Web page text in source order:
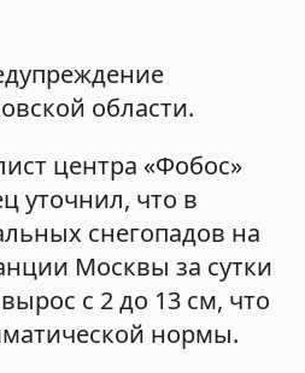
области.
центра «Фобос»
уточнил, что в
снегопадов на
Москвы за сутки
с 2 до 13 см, что
нормы.